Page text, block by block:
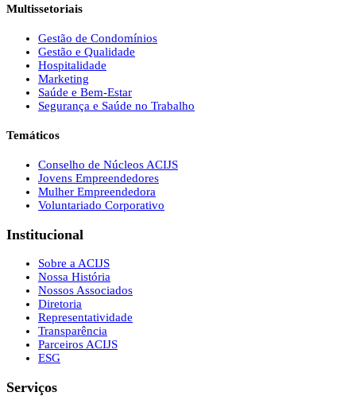
Multissetoriais
Gestão de Condomínios
Gestão e Qualidade
Hospitalidade
Marketing
Saúde e Bem-Estar
Segurança e Saúde no Trabalho
Temáticos
Conselho de Núcleos ACIJS
Jovens Empreendedores
Mulher Empreendedora
Voluntariado Corporativo
Institucional
Sobre a ACIJS
Nossa História
Nossos Associados
Diretoria
Representatividade
Transparência
Parceiros ACIJS
ESG
Serviços